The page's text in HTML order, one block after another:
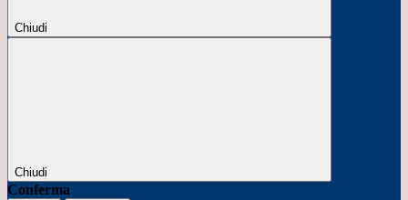
Chiudi
Chiudi
Conferma